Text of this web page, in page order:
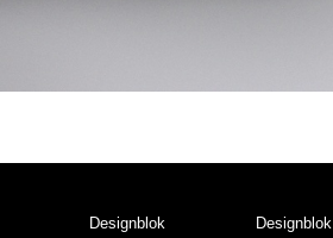
Designblok